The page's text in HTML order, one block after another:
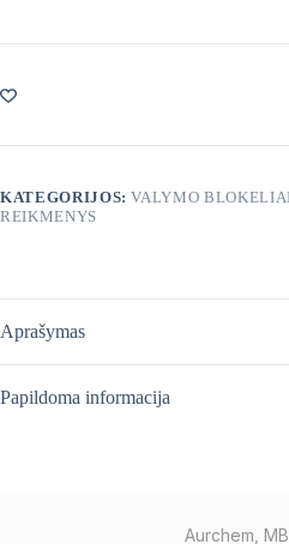
KATEGORIJOS:VALYMO
REIKMENYS
Aprašymas
Papildoma informacija
Aurchem, MB